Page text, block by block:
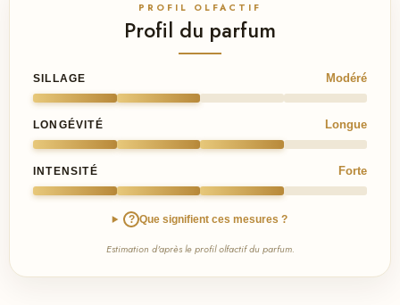
PROFIL OLFACTIF
Profil du parfum
SILLAGE Modéré
LONGÉVITÉ Longue
INTENSITÉ Forte
? Que signifient ces mesures ?
Estimation d'après le profil olfactif du parfum.